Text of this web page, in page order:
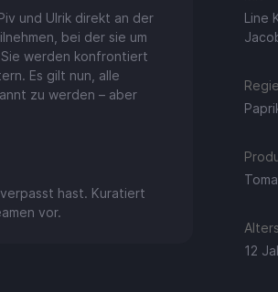
und Ulrik direkt an der
bei der sie um
werden konfrontiert
Es gilt nun, alle
zu werden – aber
hast. Kuratiert
vor.
Line
Regie
12